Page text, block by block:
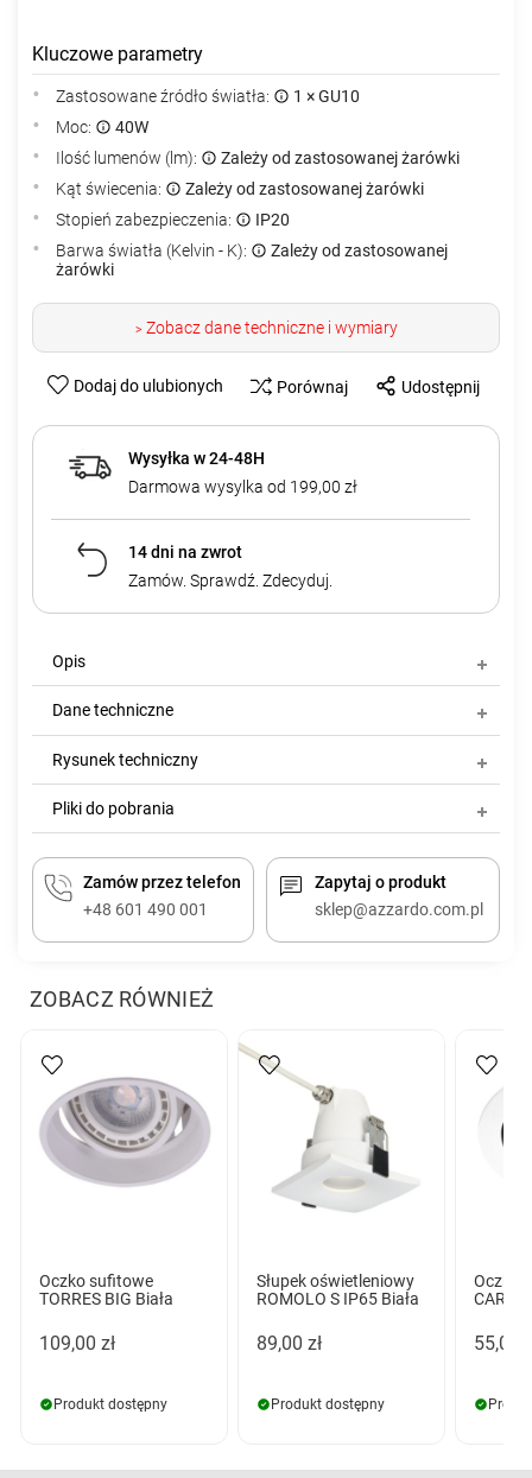
Kluczowe parametry
Zastosowane źródło światła:
1 × GU10
Moc:
40W
Ilość lumenów (lm):
Zależy od zastosowanej żarówki
Kąt świecenia:
Zależy od zastosowanej żarówki
Stopień zabezpieczenia:
IP20
Barwa światła (Kelvin - K):
Zależy od zastosowanej
żarówki
>Zobacz dane techniczne i wymiary
Dodaj do ulubionych Porównaj Udostępnij
Wysyłka w 24-48H
Darmowa wysylka od 199,00 zł
14 dni na zwrot
Zamów. Sprawdź. Zdecyduj.
Opis
Dane techniczne
Rysunek techniczny
Pliki do pobrania
Zamów przez telefon
+48 601 490 001
Zapytaj o produkt
sklep@azzardo.com.pl
ZOBACZ RÓWNIEŻ
Oczko sufitowe
TORRES BIG Biała
109,00 zł
Produkt dostępny
Słupek oświetleniowy
ROMOLO S IP65 Biała
89,00 zł
Produkt dostępny
Oczko
CARLO
55,00